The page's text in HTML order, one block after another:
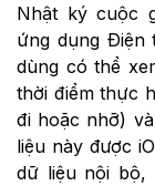
Nhật ký cuộc
ứng dụng Điện
dùng có thể
thời điểm thực
đi hoặc nhỡ)
liệu này được
dữ liệu nội bộ,